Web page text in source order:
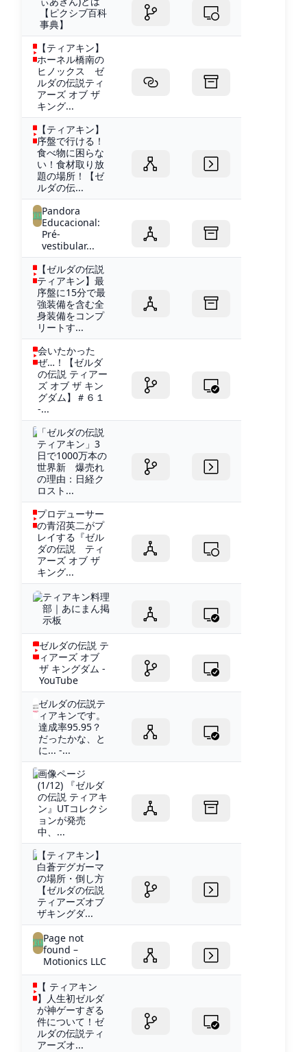
【ピクシブ百科
事典】
【ティアキン】
ホーネル橋南の
ヒノックス ゼ
ルダの伝説ティ
アーズ オブ ザ
キング...
【ティアキン】
序盤で行ける！
食べ物に困らな
い！食材取り放
題の場所！【ゼ
ルダの伝...
Pandora
Educacional:
Pré-
vestibular...
【ゼルダの伝説
ティアキン】最
序盤に15分で最
強装備を含む全
身装備をコンプ
リートす...
会いたかった
ぜ…！【ゼルダ
の伝説 ティアー
ズ オブ ザ キン
グダム】＃６１
-...
「ゼルダの伝説
ティアキン」3
日で1000万本の
世界新 爆売れ
の理由：日経ク
ロスト...
プロデューサー
の青沼英二がプ
レイする『ゼル
ダの伝説 ティ
アーズ オブ ザ
キング...
ティアキン料理
部｜あにまん掲
示板
ゼルダの伝説 テ
ィアーズ オブ
ザ キングダム -
YouTube
ゼルダの伝説テ
ィアキンです。
達成率95.95？
だったかな、と
に... -...
画像ページ
(1/12) 『ゼルダ
の伝説 ティアキ
ン』UTコレクシ
ョンが発売
中、...
【ティアキン】
白蒼デグガーマ
の場所・倒し方
【ゼルダの伝説
ティアーズオブ
ザキングダ...
Page not
found –
Motionics LLC
【 ティアキン
】人生初ゼルダ
が神ゲーすぎる
件について！ゼ
ルダの伝説ティ
アーズオ...